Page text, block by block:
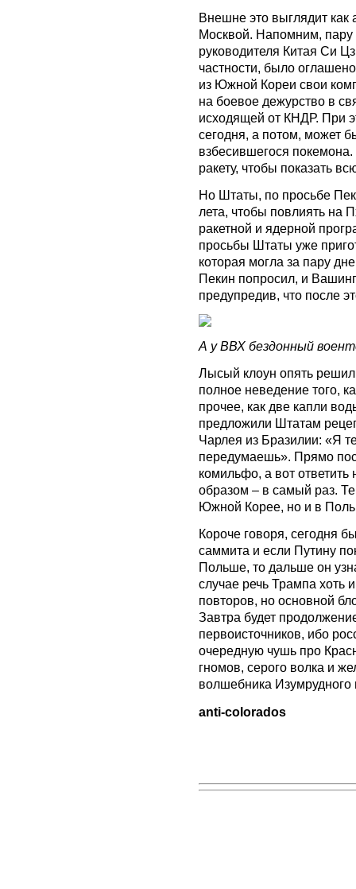
Внешне это выглядит как
Москвой. Напомним, пару
руководителя Китая Си
частности, было
из Южной Кореи свои
на боевое дежурство в
исходящей от КНДР. При
сегодня, а потом, может
взбесившегося
ракету, чтобы показать
Но Штаты, по просьбе
лета, чтобы повлиять на
ракетной и ядерной
просьбы Штаты уже
которая могла за пару
Пекин попросил, и
предупредив, что после
А у ВВХ бездонный
Лысый клоун опять решил
полное неведение того,
прочее, как две капли
предложили Штатам
Чарлея из Бразилии: «Я
передумаешь». Прямо
комильфо, а вот
образом – в самый раз.
Южной Корее, но и в
Короче говоря, сегодня
саммита и если Путину
Польше, то дальше он
случае речь Трампа хоть
повторов, но основной
Завтра будет
первоисточников, ибо
очередную чушь про
гномов, серого волка и
волшебника Изумрудного
anti-colorados